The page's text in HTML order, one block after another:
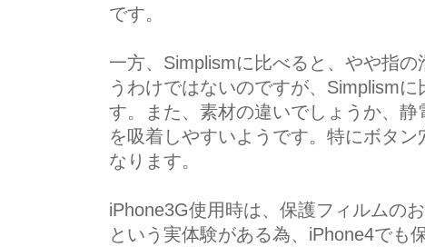
です。
一方、Simplismに比べると、やや指
うわけではないのですが、Simplism
す。また、素材の違いでしょうか、
を吸着しやすいようです。特にボタ
なります。
iPhone3G使用時は、保護フィルムの
という実体験がある為、iPhone4でも